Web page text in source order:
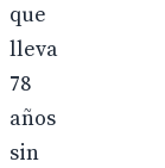
que
lleva
78
años
sin